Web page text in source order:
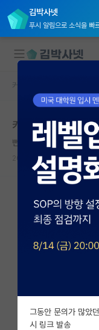
김박사넷
푸시 알림으로 소식을 빠
대학원생 모집
국내대학원 정보
연구실&오픈랩
커뮤니티
커뮤니티 홈
전체글보기
베스트 게시판
자유 게시판(아무
미국 유학 게시판
커뮤니티 홈
카이스트 전산 컨택
뻔뻔한 제임스 와트
2023.08.20 2 1119
그동안 문의가 많았
시 링크 발송